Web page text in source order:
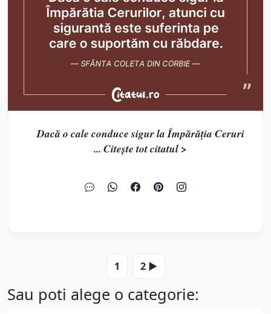
Dacă o cale conduce sigur la Împărăția Ceruri
... Citește tot citatul >
1 2 ▶️
Sau poti alege o categorie: